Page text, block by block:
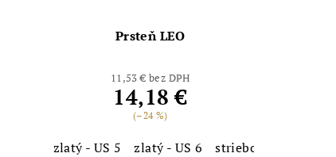
Prsteň LEO
11,53 € bez DPH
14,18 €
(–24 %)
zlatý - US 5 zlatý - US 6 strieborný - US 8